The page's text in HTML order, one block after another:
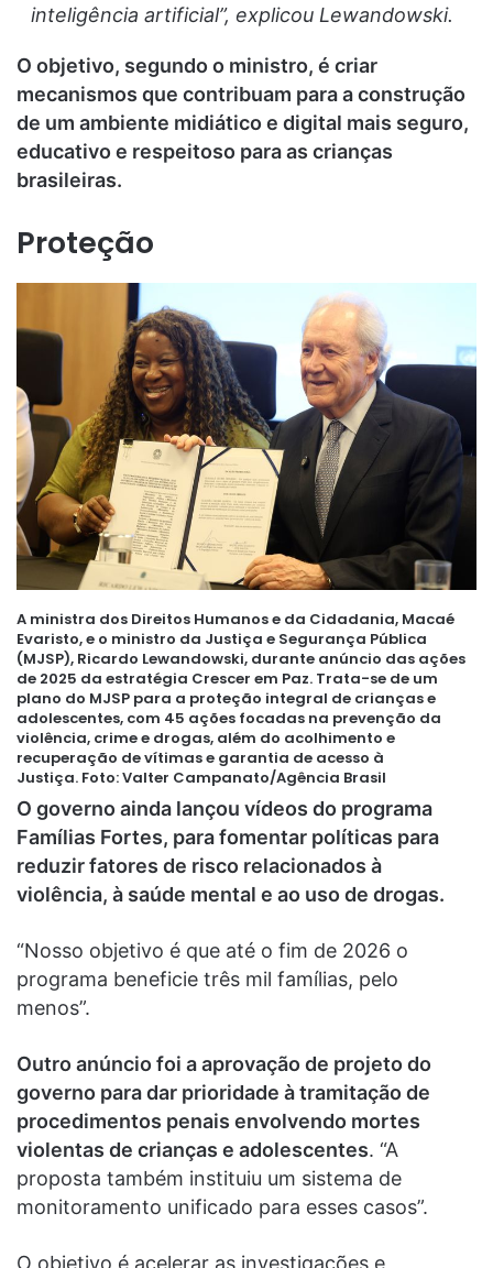
inteligência artificial”, explicou Lewandowski.
O objetivo, segundo o ministro, é criar
mecanismos que contribuam para a construção
de um ambiente midiático e digital mais seguro,
educativo e respeitoso para as crianças
brasileiras.
Proteção
A ministra dos Direitos Humanos e da Cidadania, Macaé
Evaristo, e o ministro da Justiça e Segurança Pública
(MJSP), Ricardo Lewandowski, durante anúncio das ações
de 2025 da estratégia Crescer em Paz. Trata-se de um
plano do MJSP para a proteção integral de crianças e
adolescentes, com 45 ações focadas na prevenção da
violência, crime e drogas, além do acolhimento e
recuperação de vítimas e garantia de acesso à
Justiça. Foto:Valter Campanato/Agência Brasil
O governo ainda lançou vídeos do programa
Famílias Fortes, para fomentar políticas para
reduzir fatores de risco relacionados à
violência, à saúde mental e ao uso de drogas.
“Nosso objetivo é que até o fim de 2026 o
programa beneficie três mil famílias, pelo
menos”.
Outro anúncio foi a aprovação de projeto do
governo para dar prioridade à tramitação de
procedimentos penais envolvendo mortes
violentas de crianças e adolescentes. “A
proposta também instituiu um sistema de
monitoramento unificado para esses casos”.